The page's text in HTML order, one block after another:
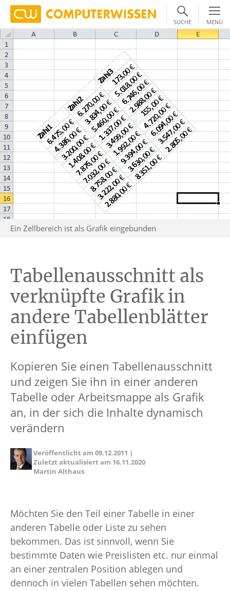
SUCHE MENÜ
Ein Zellbereich ist als Grafik eingebunden
Tabellenausschnitt als
verknüpfte Grafik in
andere Tabellenblätter
einfügen
Kopieren Sie einen Tabellenausschnitt
und zeigen Sie ihn in einer anderen
Tabelle oder Arbeitsmappe als Grafik
an, in der sich die Inhalte dynamisch
verändern
Veröffentlicht am09.12.2011 |
Zuletzt aktualisiert am 16.11.2020
Martin Althaus
Möchten Sie den Teil einer Tabelle in einer
anderen Tabelle oder Liste zu sehen
bekommen. Das ist sinnvoll, wenn Sie
bestimmte Daten wie Preislisten etc. nur einmal
an einer zentralen Position ablegen und
dennoch in vielen Tabellen sehen möchten.